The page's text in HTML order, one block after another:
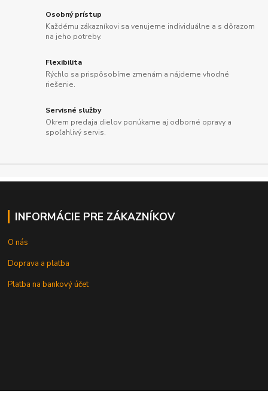
Osobný prístup
Každému zákazníkovi sa venujeme individuálne a s dôrazom
na jeho potreby.
Flexibilita
Rýchlo sa prispôsobíme zmenám a nájdeme vhodné
riešenie.
Servisné služby
Okrem predaja dielov ponúkame aj odborné opravy a
spoľahlivý servis.
INFORMÁCIE PRE ZÁKAZNÍKOV
O nás
Doprava a platba
Platba na bankový účet